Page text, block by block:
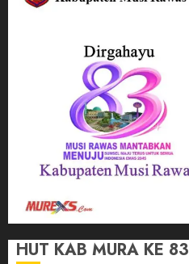
HUT KAB MURA KE 83